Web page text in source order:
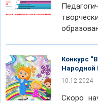
Конкурс
Народной
10.12.2024
Скоро